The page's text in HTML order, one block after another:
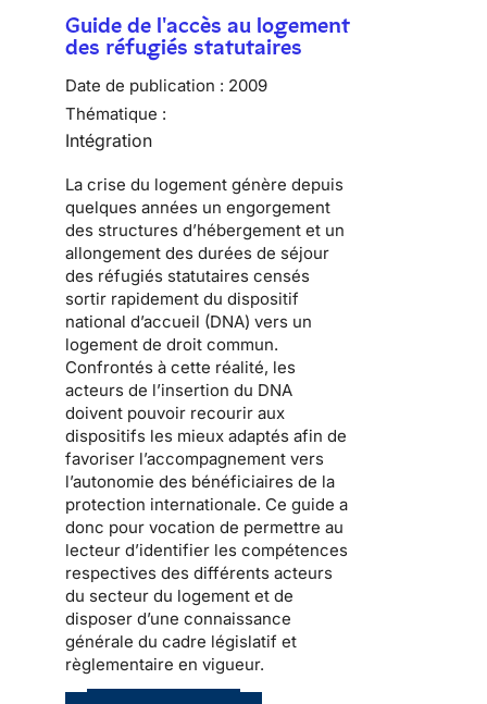
Guide de l'accès au logement
des réfugiés statutaires
Date de publication : 2009
Thématique :
Intégration
La crise du logement génère depuis
quelques années un engorgement
des structures d’hébergement et un
allongement des durées de séjour
des réfugiés statutaires censés
sortir rapidement du dispositif
national d’accueil (DNA) vers un
logement de droit commun.
Confrontés à cette réalité, les
acteurs de l’insertion du DNA
doivent pouvoir recourir aux
dispositifs les mieux adaptés afin de
favoriser l’accompagnement vers
l’autonomie des bénéficiaires de la
protection internationale. Ce guide a
donc pour vocation de permettre au
lecteur d’identifier les compétences
respectives des différents acteurs
du secteur du logement et de
disposer d’une connaissance
générale du cadre législatif et
règlementaire en vigueur.